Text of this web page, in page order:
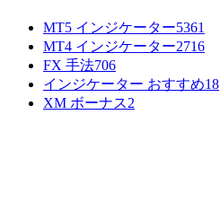
MT5 インジケーター5361
MT4 インジケーター2716
FX 手法706
インジケーター おすすめ18
XM ボーナス2